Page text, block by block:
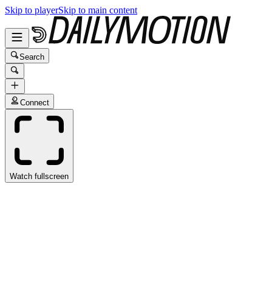
Skip to playerSkip to main content
Search
Connect
Watch fullscreen